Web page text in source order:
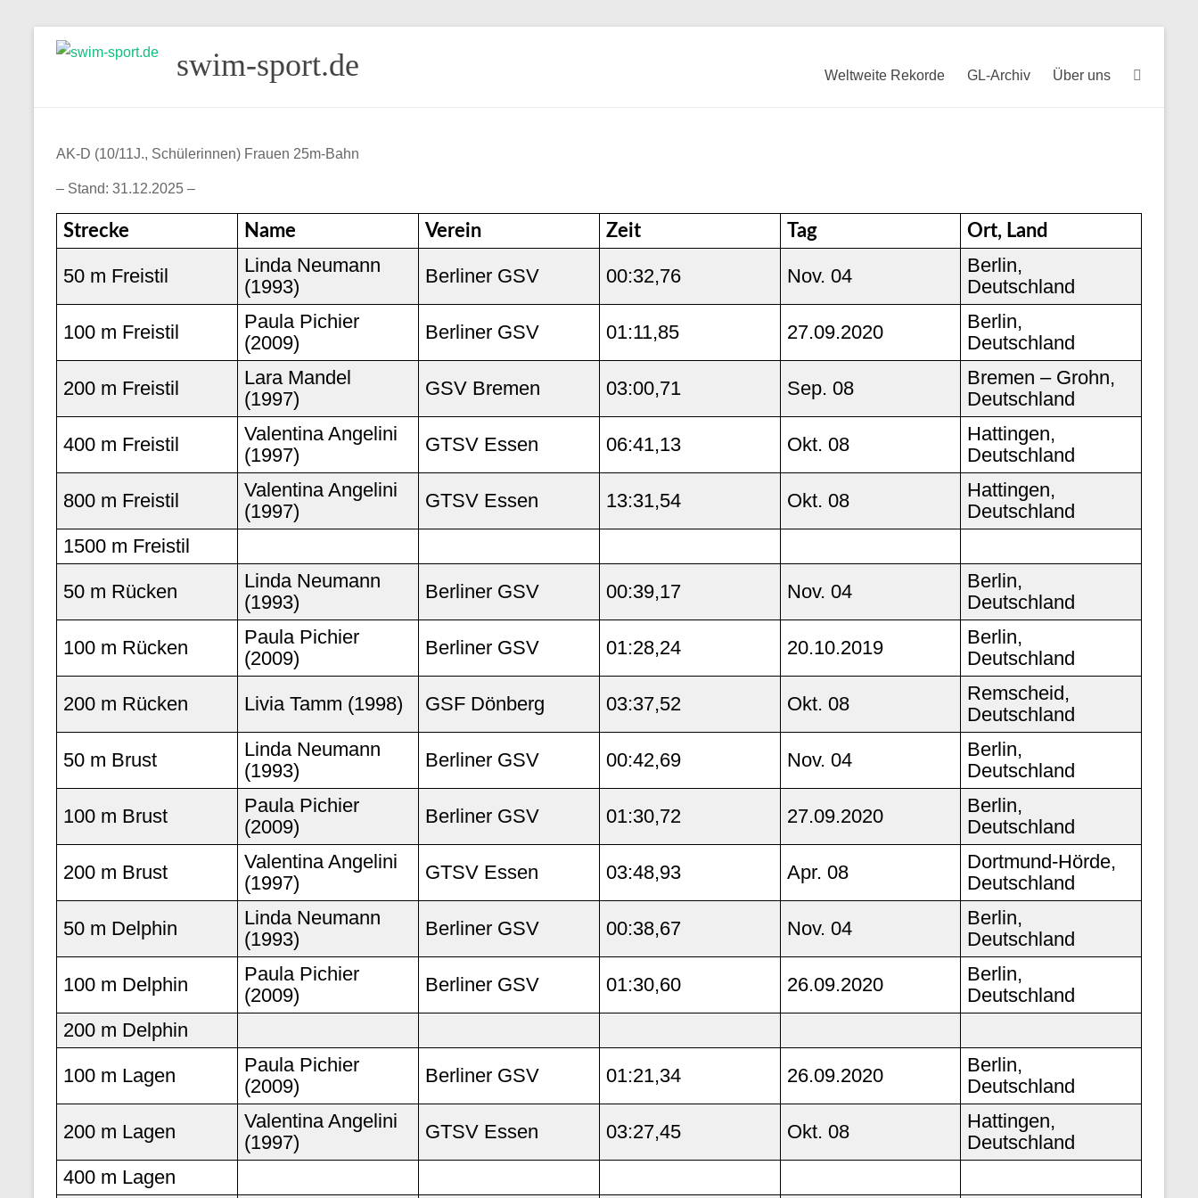
Skip
swim-sport.de Weltweite Rekorde GL-Archiv Über uns
AK-D (10/11J., Schülerinnen) Frauen 25m-Bahn
– Stand: 31.12.2025 –
Strecke Name Verein Zeit Tag Ort, Land
50 m Freistil
Linda Neumann
(1993)
Berliner GSV 00:32,76 Nov. 04
Berlin,
Deutschland
100 m Freistil
Paula Pichier
(2009)
Berliner GSV 01:11,85 27.09.2020
Berlin,
Deutschland
200 m Freistil
Lara Mandel
(1997)
GSV Bremen 03:00,71 Sep. 08
Bremen – Grohn,
Deutschland
400 m Freistil
Valentina Angelini
(1997)
GTSV Essen 06:41,13 Okt. 08
Hattingen,
Deutschland
800 m Freistil
Valentina Angelini
(1997)
GTSV Essen 13:31,54 Okt. 08
Hattingen,
Deutschland
1500 m Freistil
50 m Rücken
Linda Neumann
(1993)
Berliner GSV 00:39,17 Nov. 04
Berlin,
Deutschland
100 m Rücken
Paula Pichier
(2009)
Berliner GSV 01:28,24 20.10.2019
Berlin,
Deutschland
200 m Rücken Livia Tamm (1998) GSF Dönberg 03:37,52 Okt. 08
Remscheid,
Deutschland
50 m Brust
Linda Neumann
(1993)
Berliner GSV 00:42,69 Nov. 04
Berlin,
Deutschland
100 m Brust
Paula Pichier
(2009)
Berliner GSV 01:30,72 27.09.2020
Berlin,
Deutschland
200 m Brust
Valentina Angelini
(1997)
GTSV Essen 03:48,93 Apr. 08
Dortmund-Hörde,
Deutschland
50 m Delphin
Linda Neumann
(1993)
Berliner GSV 00:38,67 Nov. 04
Berlin,
Deutschland
100 m Delphin
Paula Pichier
(2009)
Berliner GSV 01:30,60 26.09.2020
Berlin,
Deutschland
200 m Delphin
100 m Lagen
Paula Pichier
(2009)
Berliner GSV 01:21,34 26.09.2020
Berlin,
Deutschland
200 m Lagen
Valentina Angelini
(1997)
GTSV Essen 03:27,45 Okt. 08
Hattingen,
Deutschland
400 m Lagen